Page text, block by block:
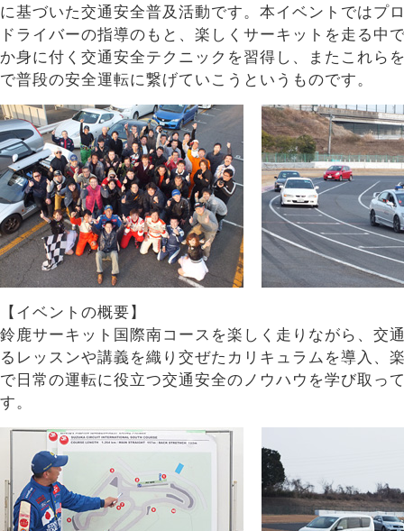
に基づいた交通安全普及活動です。本イベントではプ
ドライバーの指導のもと、楽しくサーキットを走る中
か身に付く交通安全テクニックを習得し、またこれら
で普段の安全運転に繋げていこうというものです。
【イベントの概要】
鈴鹿サーキット国際南コースを楽しく走りながら、交
るレッスンや講義を織り交ぜたカリキュラムを導入、
で日常の運転に役立つ交通安全のノウハウを学び取っ
す。